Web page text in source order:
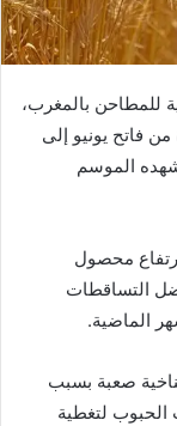
للمطاحن بالمغرب،
فاتح يونيو إلى
شهده الموسم
محصول
التساقطات
الماضية.
صعبة بسبب
الحبوب لتغطية